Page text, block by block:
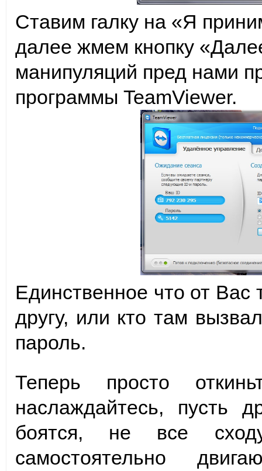
Ставим галку на «Я
далее жмем кнопку
манипуляций пред нами
программы TeamViewer.
Единственное что от Вас
другу, или кто там
пароль.
Теперь просто
наслаждайтесь, пусть
боятся, не все
самостоятельно